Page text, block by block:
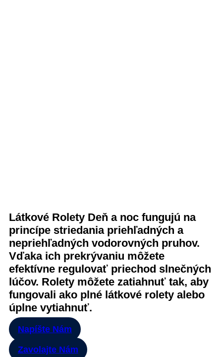
Látkové Rolety Deň a noc fungujú na
princípe striedania priehľadných a
nepriehľadných vodorovných pruhov.
Vďaka ich prekrývaniu môžete
efektívne regulovať priechod slnečných
lúčov. Rolety môžete zatiahnuť tak, aby
fungovali ako plné látkové rolety alebo
úplne vytiahnuť.
Napíšte Nám
Zavolajte Nám